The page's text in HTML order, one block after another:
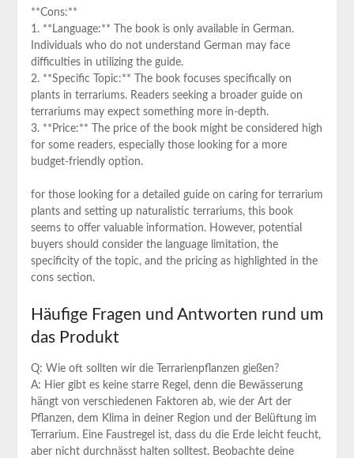
**Cons:**
1. **Language:** The‍ book is‌ only available in German.
Individuals who do not understand German may face
difficulties in utilizing the guide.
2. **Specific Topic:**⁣ The book focuses specifically ​on
‍plants in terrariums. Readers seeking a broader guide⁣ on
terrariums may ‌expect something more in-depth.
3. **Price:** The ⁢price of the‌ book might be considered high
for some readers,⁣ especially those⁣ looking for a more
budget-friendly ⁤option.
for those looking for a detailed guide on caring for terrarium
plants​ and ⁢setting up naturalistic terrariums, this book
seems to offer valuable information. However, potential
buyers should consider the language limitation, the
specificity of the topic, and the pricing ​as highlighted in the
‌cons section.
Häufige Fragen und Antworten rund um
das ‌Produkt
Q: Wie oft sollten wir die ⁤Terrarienpflanzen ‍gießen?
A: Hier gibt⁢ es ⁢keine starre Regel, denn ⁤die Bewässerung
hängt von verschiedenen Faktoren ab, wie der Art der
Pflanzen, dem Klima in deiner Region und der Belüftung im
Terrarium. ​Eine Faustregel‍ ist, dass du die Erde leicht feucht,
aber​ nicht durchnässt halten solltest. Beobachte deine